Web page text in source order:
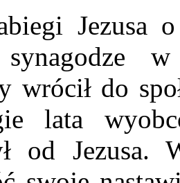
Jezusa
wrócił do
lata
od Jezusa.